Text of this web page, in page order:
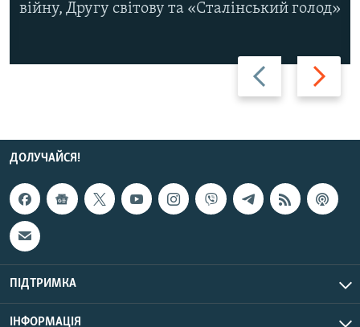
Назад Вперед
війну, Другу світову та «Сталінський голод»
ДОЛУЧАЙСЯ!
ПІДТРИМКА
ІНФОРМАЦІЯ